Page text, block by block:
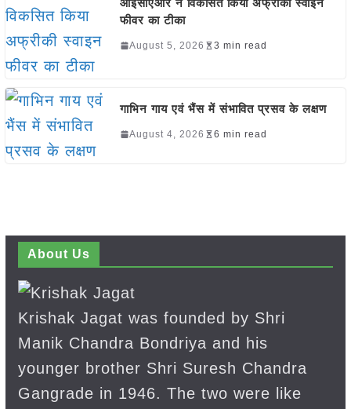
फीवर का टीका
August 5, 2026 3 min read
गाभिन गाय एवं भैंस में संभावित प्रसव के लक्षण
August 4, 2026 6 min read
About Us
Krishak Jagat was founded by Shri
Manik Chandra Bondriya and his
younger brother Shri Suresh Chandra
Gangrade in 1946. The two were like